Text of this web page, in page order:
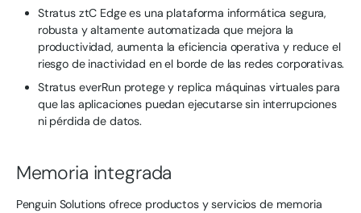
Stratus ztC Edge es una plataforma informática segura,
robusta y altamente automatizada que mejora la
productividad, aumenta la eficiencia operativa y reduce el
riesgo de inactividad en el borde de las redes corporativas.
Stratus everRun protege y replica máquinas virtuales para
que las aplicaciones puedan ejecutarse sin interrupciones
ni pérdida de datos.
Memoria integrada
Penguin Solutions ofrece productos y servicios de memoria